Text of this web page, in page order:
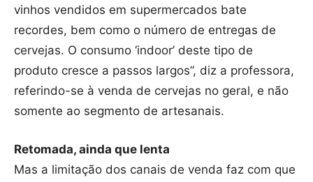
vinhos vendidos em supermercados bate
recordes, bem como o número de entregas de
cervejas. O consumo ‘indoor’ deste tipo de
produto cresce a passos largos”, diz a professora,
referindo-se à venda de cervejas no geral, e não
somente ao segmento de artesanais.
Retomada, ainda que lenta
Mas a limitação dos canais de venda faz com que